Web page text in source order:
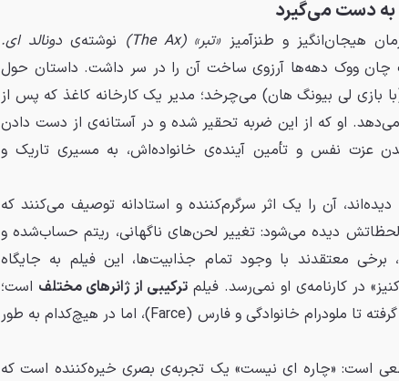
به دست می‌گیرد
هیجان‌انگیز و طنزآمیز«تبر» (The Ax) نوشته‌ی دونالد ای.
چان ووک دهه‌ها آرزوی ساخت آن را در سر داشت. داستان حول
بازی لی بیونگ هان) می‌چرخد؛ مدیر یک کارخانه کاغذ که پس از
او که از این ضربه تحقیر شده و در آستانه‌ی از دست دادن
عزت نفس و تأمین آینده‌ی خانواده‌اش، به مسیری تاریک و
آن را یک اثر سرگرم‌کننده و استادانه توصیف می‌کنند که
دیده می‌شود: تغییر لحن‌های ناگهانی، ریتم حساب‌شده و
برخی معتقدند با وجود تمام جذابیت‌ها، این فیلم به جایگاه
در کارنامه‌ی او نمی‌رسد. فیلمترکیبی از ژانرهای مختلف است؛
از طنز سیاه و تریلر روان‌شناختی گرفته تا ملودرام خانوادگی و فارس (Farce)، اما در هیچ‌کدام به طور
است: «چاره ای نیست» یک تجربه‌ی بصری خیره‌کننده است که